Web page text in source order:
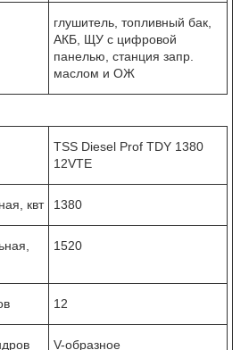
глушитель, топливный бак,
АКБ, ЩУ с цифровой
панелью, станция запр.
маслом и ОЖ
TSS Diesel Prof TDY 1380
12VTE
квт 1380
1520
12
V-образное